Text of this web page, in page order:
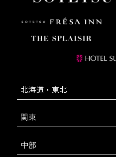
北海道・東北
関東
中部